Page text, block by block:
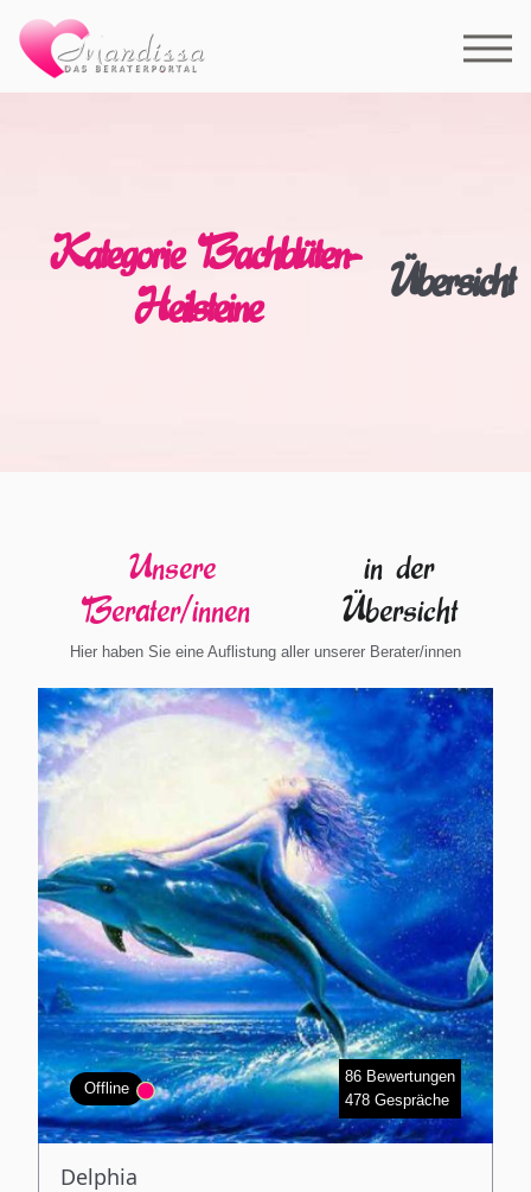
Kategorie Bachblüten-
Heilsteine
Übersicht
Unsere
Berater/innen
in der
Übersicht
Hier haben Sie eine Auflistung aller unserer Berater/innen
Offline
86 Bewertungen
478 Gespräche
Delphia